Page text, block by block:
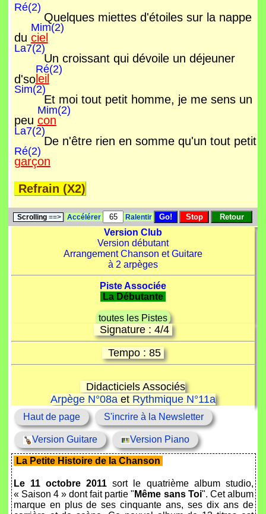
Ré(2)
Quelques miettes d'étoiles sur la nappe
du
Mim(2)
ciel
La7(2)
Un croissant qui dévoile un déjeuner
d'so
Ré(2)
leil
Sim(2)
Et moi tout petit homme, je me sens un
peu
Mim(2)
con
La7(2)
De n'être rien en somme qu'un tout petit
Ré(2)
garçon
Refrain (X2)
Scrolling==> Accélérer Ralentir
Version Club
Version débutant
Arrangement Chanson et Guitare
à 2 arpèges
Piste Associée
La Débutante
toutes les Pistes
Signature : 4/4
Tempo : 85
Didacticiels Associés
Arpège N°08aet Rythmique N°11a
Haut de page S'incrire à la Newsletter
Version Guitare Version Piano
La Petite Histoire de la Chanson
Le 11 octobre 2011 sort le quatrième album studio,
« Saison 4 » dont fait partie " Même sans Toi". Cet album
marque en plus de ses cinquante ans, ses dix ans de